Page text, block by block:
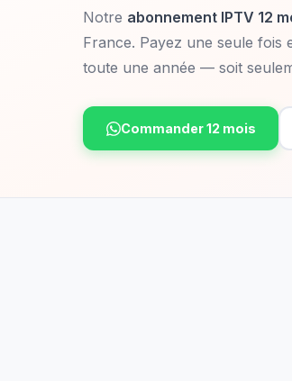
Notre abonnement IPTV 12
France. Payez une seule fois
toute une année — soit
Commander 12 mois